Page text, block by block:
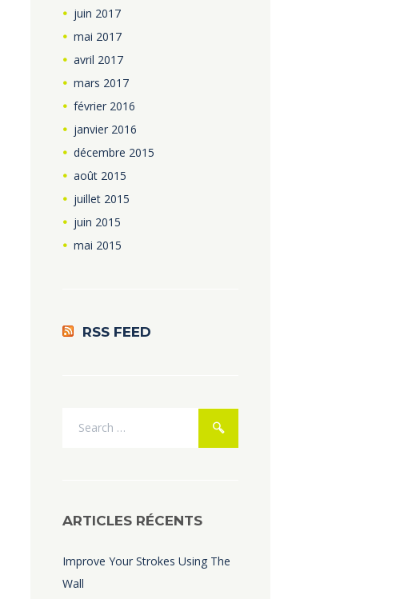
juin 2017
mai 2017
avril 2017
mars 2017
février 2016
janvier 2016
décembre 2015
août 2015
juillet 2015
juin 2015
mai 2015
RSS FEED
ARTICLES RÉCENTS
Improve Your Strokes Using The
Wall